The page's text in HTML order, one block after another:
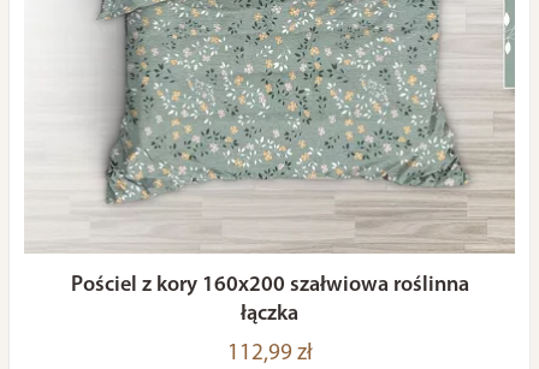
Pościel z kory 160x200 szałwiowa roślinna
łączka
112,99 zł